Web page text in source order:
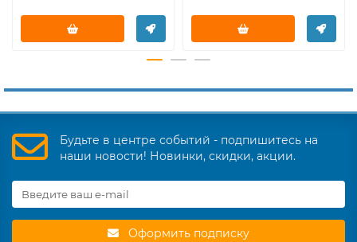
Будьте в центре событий - подпишитесь на
наши новости! Новинки, скидки, акции.
Оформить подписку